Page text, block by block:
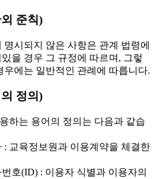
준칙)
명시되지 않은 사항은 관계 법령에
을 경우 그 규정에 따르며, 그렇
우에는 일반적인 관례에 따릅니다.
정의)
하는 용어의 정의는 다음과 같습
교육정보원과 이용계약을 체결한
호(ID) : 이용자 식별과 이용자의